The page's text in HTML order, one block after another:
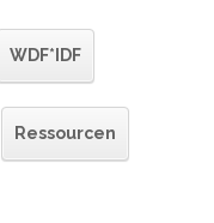
WDF*IDF
Ressourcen